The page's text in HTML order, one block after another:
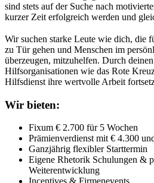
sind stets auf der Suche nach
kurzer Zeit erfolgreich werden und
Wir suchen starke Leute wie dich, die
zu Tür gehen und Menschen im
überzeugen, mitzuhelfen. Durch
Hilfsorganisationen wie das Rote
Hilfsdienst ihre wertvolle Arbeit
Wir bieten:
Fixum € 2.700 für 5 Wochen
Prämienverdienst mit € 4.300
Ganzjährig flexibler Starttermin
Eigene Rhetorik Schulungen &
Weiterentwicklung